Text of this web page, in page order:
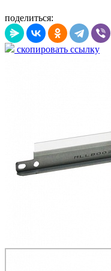
поделиться:
скопировать ссылку